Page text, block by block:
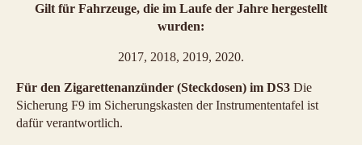
Gilt für Fahrzeuge, die im Laufe der Jahre hergestellt
wurden:
2017, 2018, 2019, 2020.
Für den Zigarettenanzünder (Steckdosen) im DS3 Die
Sicherung F9 im Sicherungskasten der Instrumententafel ist
dafür verantwortlich.